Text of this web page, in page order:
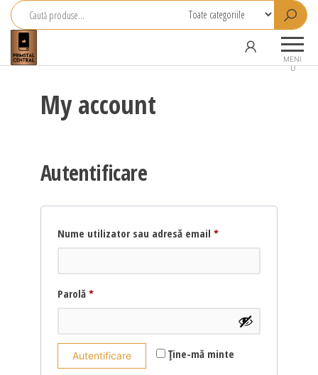
Central
MENI
U
My account
Autentificare
Nume utilizator sau adresă email *
Parolă *
Ține-mă minte
Autentificare